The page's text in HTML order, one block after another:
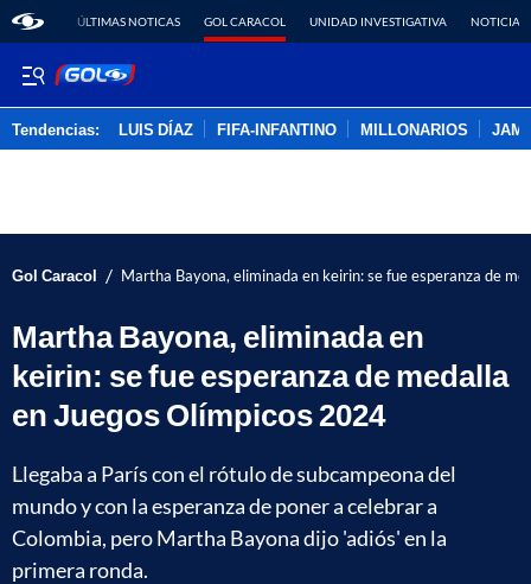
ÚLTIMAS NOTICAS GOL CARACOL UNIDAD INVESTIGATIVA NOTICIAS
Tendencias: LUIS DÍAZ FIFA-INFANTINO MILLONARIOS
Gol Caracol / Martha Bayona, eliminada en keirin: se fue esperanza de
Martha Bayona, eliminada en
keirin: se fue esperanza de medalla
en Juegos Olímpicos 2024
Llegaba a París con el rótulo de subcampeona del
mundo y con la esperanza de poner a celebrar a
Colombia, pero Martha Bayona dijo 'adiós' en la
primera ronda.